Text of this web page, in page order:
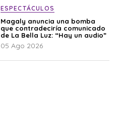
ESPECTÁCULOS
Magaly anuncia una bomba
que contradeciría comunicado
de La Bella Luz: “Hay un audio”
05 Ago 2026